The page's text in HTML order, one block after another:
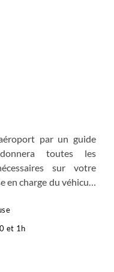
par un guide
toutes les
sur votre
en charge du véhicule
à votre
et 1h